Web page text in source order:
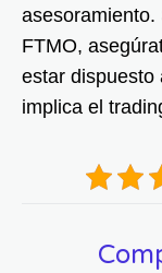
asesoramiento.
FTMO,
estar dispuesto
implica el